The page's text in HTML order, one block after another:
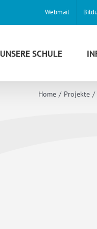
Webmail
UNSERE SCHULE
Home Projekte